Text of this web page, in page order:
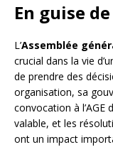
En guise
L’Assemblée
crucial dans la vie
de prendre des
organisation, sa
convocation à
valable, et les
ont un impact